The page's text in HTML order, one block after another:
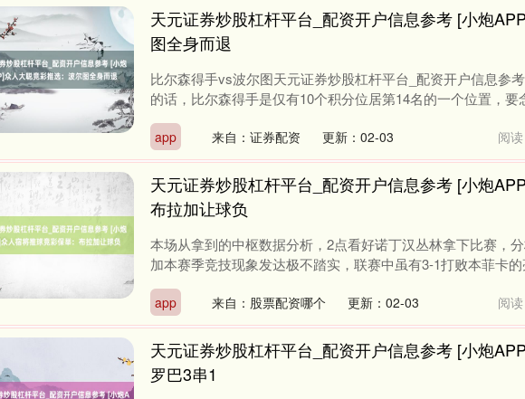
天元证券炒股杠杆平台_配资开户信息参考 [小炮
图全身而退
比尔森得手vs波尔图天元证券炒股杠杆平台_配资开户信息参
的话，比尔森得手是仅有10个积分位居第14名的一个位置，要
app 来自：证券配资 更新：02-03 阅读
天元证券炒股杠杆平台_配资开户信息参考 [小炮
布拉加让球负
本场从拿到的中枢数据分析，2点看好诺丁汉丛林拿下比赛，
加本赛季竞技现象发达极不踏实，联赛中虽有3-1打败本菲卡
app 来自：股票配资哪个 更新：02-03 阅读
天元证券炒股杠杆平台_配资开户信息参考 [小炮
罗巴3串1